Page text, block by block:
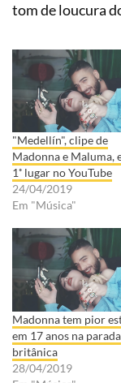
tom de loucura
"Medellín", clipe de
Madonna e Maluma,
1˚ lugar no YouTube
24/04/2019
Em "Música"
Madonna tem pior
em 17 anos na parada
britânica
28/04/2019